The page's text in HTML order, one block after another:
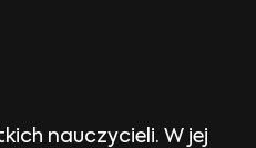
nauczycieli. W jej